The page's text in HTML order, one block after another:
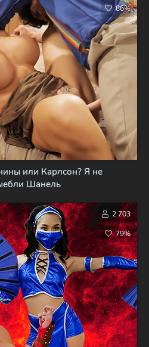
или Карлсон? Я не
Шанель
86%
2 703
79%